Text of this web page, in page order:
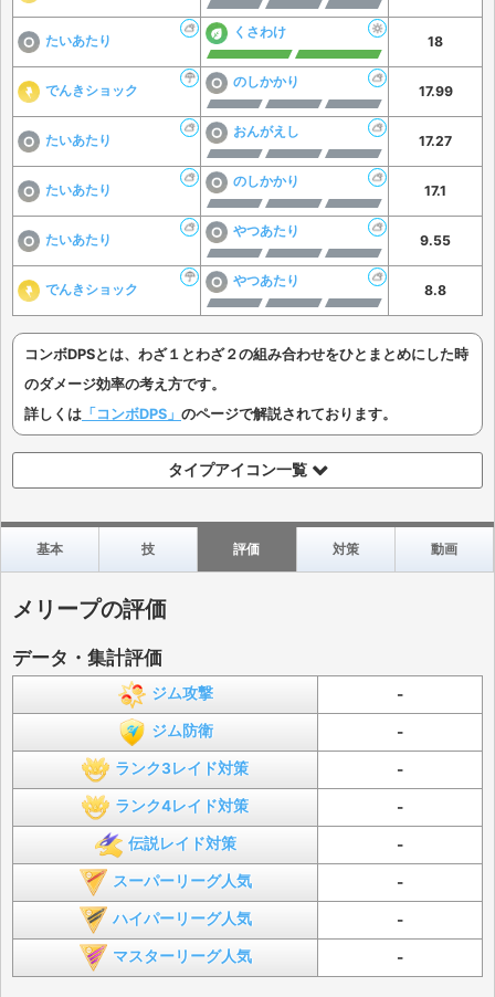
たいあたり
くさわけ
18
でんきショック
のしかかり
17.99
たいあたり
おんがえし
17.27
たいあたり
のしかかり
17.1
たいあたり
やつあたり
9.55
でんきショック
やつあたり
8.8
コンボDPSとは、わざ１とわざ２の組み合わせをひとまとめにした時
のダメージ効率の考え方です。
詳しくは 「コンボDPS」 のページで解説されております。
タイプアイコン一覧
基本 技 評価 対策 動画
メリープの評価
データ・集計評価
ジム攻撃 -
ジム防衛 -
ランク3レイド対策 -
ランク4レイド対策 -
伝説レイド対策 -
スーパーリーグ人気 -
ハイパーリーグ人気 -
マスターリーグ人気 -